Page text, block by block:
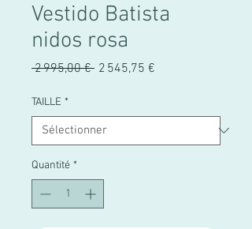
Vestido Batista
nidos rosa
2 995,00 € Prix
2 545,75 €
TAILLE *
Quantité *